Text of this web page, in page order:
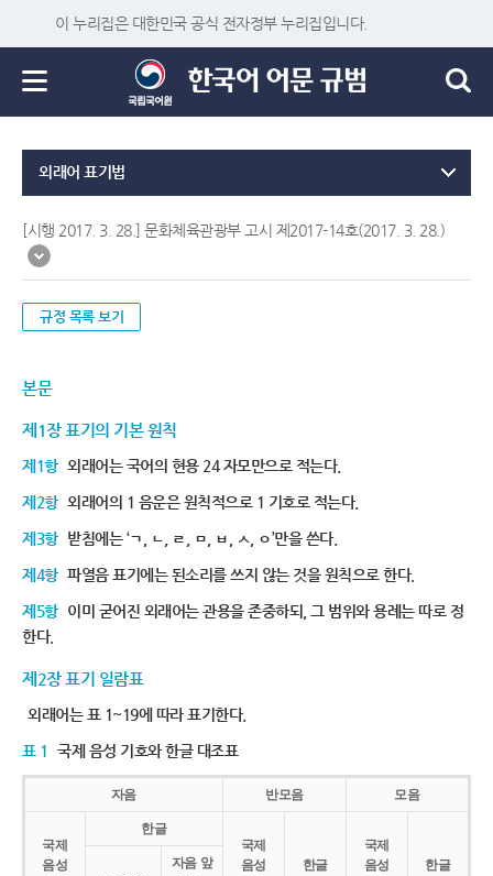
이 누리집은 대한민국 공식 전자정부 누리집입니다.
외래어 표기법
[시행 2017. 3. 28.] 문화체육관광부 고시 제2017-14호(2017. 3. 28.)
규정 목록 보기
본문
제1장 표기의 기본 원칙
제1항 외래어는 국어의 현용 24 자모만으로 적는다.
제2항 외래어의 1 음운은 원칙적으로 1 기호로 적는다.
제3항 받침에는 ‘ㄱ, ㄴ, ㄹ, ㅁ, ㅂ, ㅅ, ㅇ’만을 쓴다.
제4항 파열음 표기에는 된소리를 쓰지 않는 것을 원칙으로 한다.
제5항 이미 굳어진 외래어는 관용을 존중하되, 그 범위와 용례는 따로 정
한다.
제2장 표기 일람표
외래어는 표 1~19에 따라 표기한다.
표 1 국제 음성 기호와 한글 대조표
자음 반모음 모음
국제
음성
한글
국제
음성
한글
국제
음성
한글
자음 앞